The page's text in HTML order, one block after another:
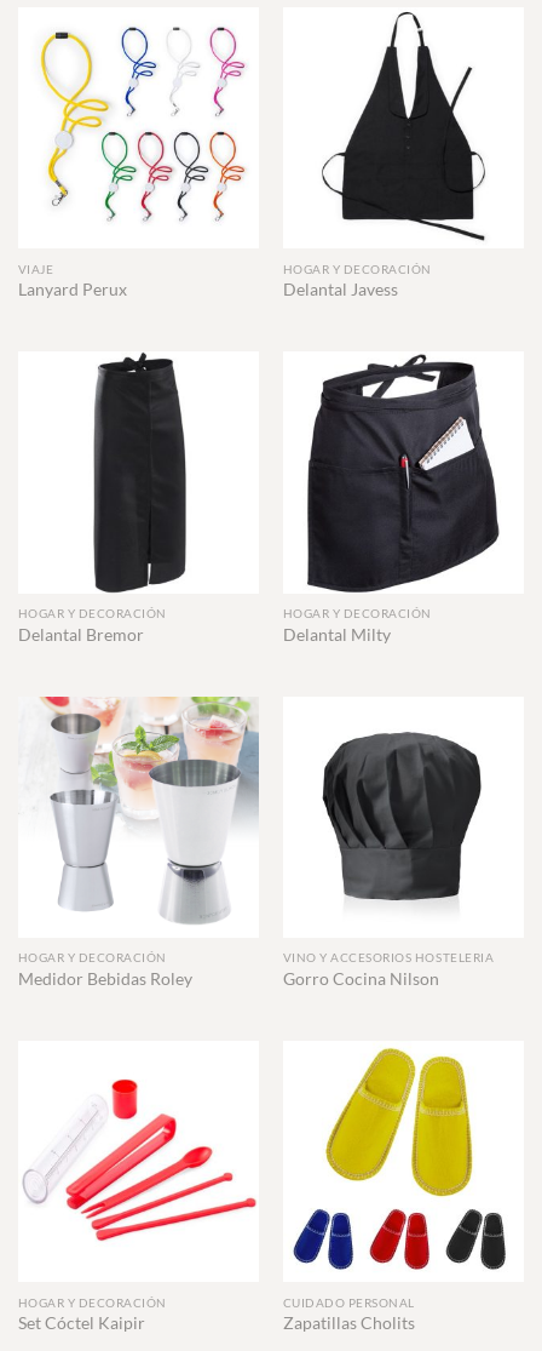
VIAJE
Lanyard Perux
HOGAR Y DECORACIÓN
Delantal Javess
HOGAR Y DECORACIÓN
Delantal Bremor
HOGAR Y DECORACIÓN
Delantal Milty
HOGAR Y DECORACIÓN
Medidor Bebidas Roley
VINO Y ACCESORIOS HOSTELERIA
Gorro Cocina Nilson
HOGAR Y DECORACIÓN
Set Cóctel Kaipir
CUIDADO PERSONAL
Zapatillas Cholits